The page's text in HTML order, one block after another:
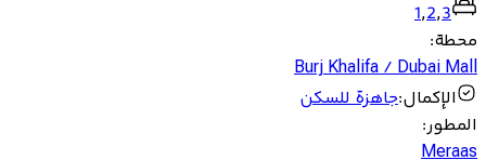
1,2,3
محطة:
Burj Khalifa / Dubai Mall
الإكمال:جاهزة للسكن
المطور:
Meraas